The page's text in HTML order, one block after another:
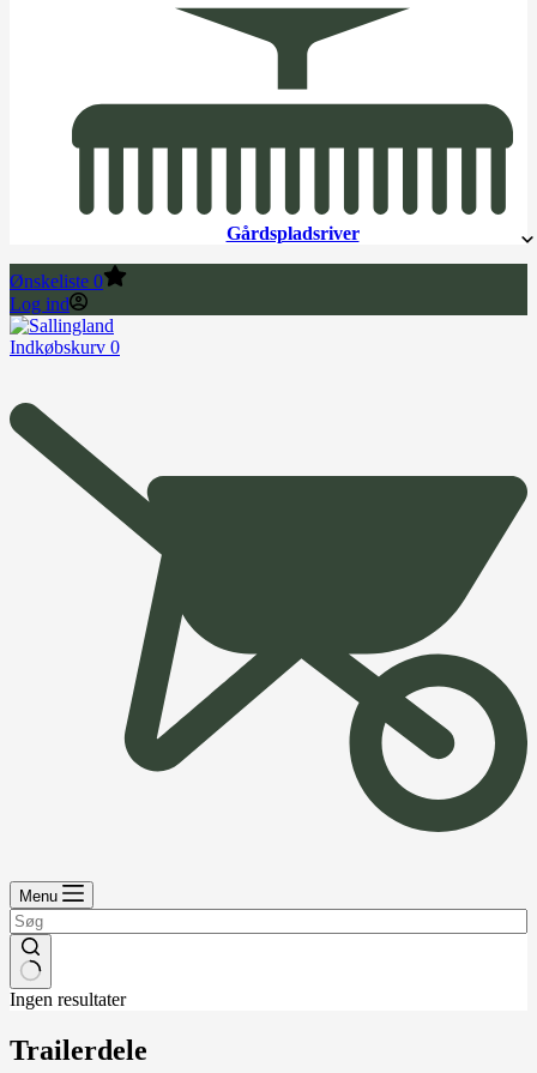
Gårdspladsriver
Ønskeliste 0
Log ind
Indkøbskurv 0
Menu
Ingen resultater
Trailerdele